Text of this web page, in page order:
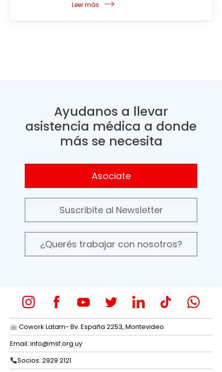
Leer más
Ayudanos a llevar
asistencia médica a donde
más se necesita
Asociate
Suscribite al Newsletter
¿Querés trabajar con nosotros?
Cowork Latam- Bv. España 2253, Montevideo
Email: info@msf.org.uy
Socios: 2929 2121